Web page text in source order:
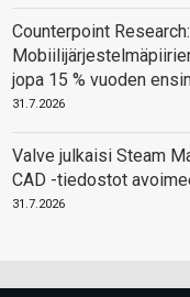
Counterpoint Research:
jopa 15 % vuoden
31.7.2026
Valve julkaisi Steam
CAD -tiedostot
31.7.2026